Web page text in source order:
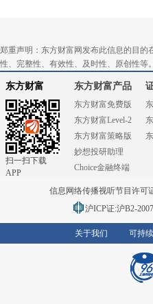
郑重声明：东方财富网发布此信息的目
性、完整性、有效性、及时性、原创性
东方财富
扫一扫下载
APP
东方财富产品
东方财富免费版
东方财富Level-2
东方财富策略版
妙想投研助理
Choice金融终端
信息网络传播视听节目许可
沪ICP证:沪B2-
关于我们 可持